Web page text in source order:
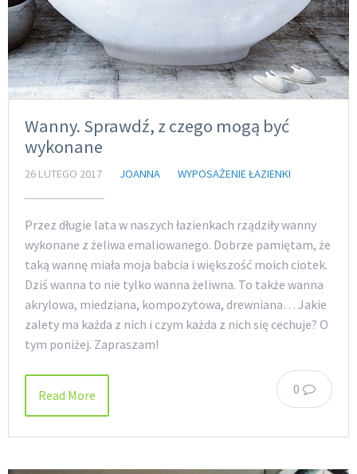
Wanny. Sprawdź, z czego mogą być
wykonane
26 LUTEGO 2017 JOANNA WYPOSAŻENIE ŁAZIENKI
Przez długie lata w naszych łazienkach rządziły wanny
wykonane z żeliwa emaliowanego. Dobrze pamiętam, że
taką wannę miała moja babcia i większość moich ciotek.
Dziś wanna to nie tylko wanna żeliwna. To także wanna
akrylowa, miedziana, kompozytowa, drewniana… Jakie
zalety ma każda z nich i czym każda z nich się cechuje? O
tym poniżej. Zapraszam!
0
Read More